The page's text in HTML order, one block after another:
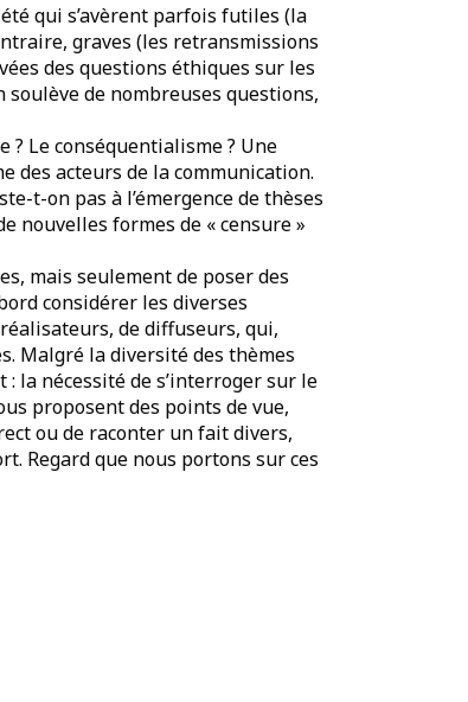
qui s’avèrent parfois futiles (la
graves (les retransmissions
des questions éthiques sur les
de nombreuses questions,
Le conséquentialisme ? Une
des acteurs de la communication.
t-on pas à l’émergence de thèses
nouvelles formes de « censure »
mais seulement de poser des
considérer les diverses
de diffuseurs, qui,
Malgré la diversité des thèmes
la nécessité de s’interroger sur le
proposent des points de vue,
ou de raconter un fait divers,
Regard que nous portons sur ces